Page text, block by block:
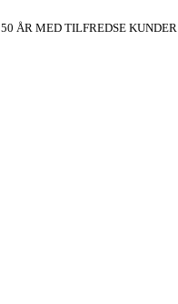
50 ÅR MED TILFREDSE KUNDER